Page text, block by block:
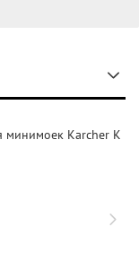
минимоек Karcher K